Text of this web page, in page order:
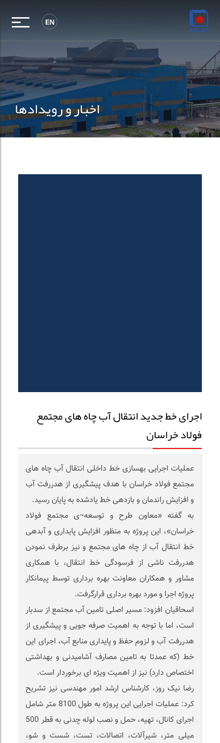
EN
اخبار و رویدادها
اجرای خط جدید انتقال آب چاه های مجتمع
فولاد خراسان
عملیات اجرایی بهسازی خط داخلی انتقال آب چاه های
مجتمع فولاد خراسان با هدف پیشگیری از هدررفت آب
و افزایش راندمان و بازدهی خط یادشده به پایان رسید.
به گفته «معاون طرح و توسعه¬ی مجتمع فولاد
خراسان»، این پروژه به منظور افزایش پایداری و آبدهی
خط انتقال آب از چاه های مجتمع و نیز برطرف نمودن
هدررفت ناشی از فرسودگی خط انتقال، با همکاری
مشاور و همکاران معاونت بهره برداری توسط پیمانکار
پروژه اجرا و مورد بهره برداری قرارگرفت.
اسحاقیان افزود: مسیر اصلی تامین آب مجتمع از سدبار
است، اما با توجه به اهمیت صرفه جویی و پیشگیری از
هدررفت آب و لزوم حفظ و پایداری منابع آب، اجرای این
خط (که عمدتا به تامین مصارف آشامیدنی و بهداشتی
اختصاص دارد) نیز از اهمیت ویژه ای برخوردار است.
رضا نیک روز، کارشناس ارشد امور مهندسی نیز تشریح
کرد: عملیات اجرایی این پروژه به طول 8100 متر شامل
اجرای کانال، تهیه، حمل و نصب لوله چدنی به قطر 500
میلی متر، شیرآلات، اتصالات، تست، شست و شو،